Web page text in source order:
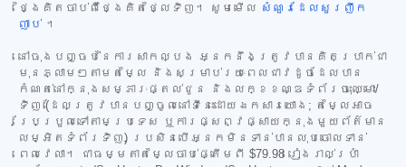
ថ្ងៃគិតចាប់ពីថ្ងៃគិតថ្លៃទិញ។ សូមមើល សំណួរដែលសួរញឹក
ញាប់ ។
នៅចុងបញ្ចប់នៃការសាកល្បង អ្នកនឹងត្រូវបានគិតប្រាក់ជា
មុនភ្លាមៗតាមតម្លៃ និងសម្រាប់រយៈពេលជាវដូចដែលបាន
កំណត់នៅក្នុងសម្ភារៈផ្តល់ជូន និងលក្ខខណ្ឌទំព័រចុះឈ្មោះ/
ទិញ (ដែលត្រូវបានបញ្ចូលនៅទីនេះដោយឯកសារយោង; តម្លៃអាច
ប្រែប្រួលទៅតាមប្រទេស ឬការផ្សព្វផ្សាយក្នុងមួយព័ត៌មាន
លម្អិតទំព័រទិញ) ប្រសិនបើអ្នកមិនទាន់បានលុបចោលទាន់
ពេលវេលា។ ជាធម្មតាតម្លៃចាប់ផ្តើមពី $79.98 រៀងរាល់ប្រាំ